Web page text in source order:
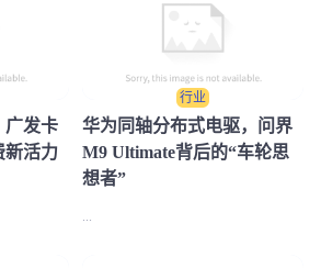
广发卡
新活力
行业
华为同轴分布式电驱，问界
M9 Ultimate背后的“车轮思
想者”
...